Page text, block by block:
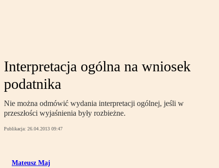
Interpretacja ogólna na wniosek
podatnika
Nie można odmówić wydania interpretacji ogólnej, jeśli w
przeszłości wyjaśnienia były rozbieżne.
Publikacja: 26.04.2013 09:47
Mateusz Maj